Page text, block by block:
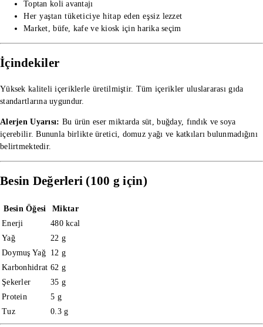
Toptan koli avantajı
Her yaştan tüketiciye hitap eden eşsiz lezzet
Market, büfe, kafe ve kiosk için harika seçim
İçindekiler
Yüksek kaliteli içeriklerle üretilmiştir. Tüm içerikler uluslararası gıda
standartlarına uygundur.
Alerjen Uyarısı: Bu ürün eser miktarda süt, buğday, fındık ve soya
içerebilir. Bununla birlikte üretici, domuz yağı ve katkıları bulunmadığını
belirtmektedir.
Besin Değerleri (100 g için)
Besin Öğesi
Miktar
Enerji
480 kcal
Yağ
22 g
Doymuş Yağ
12 g
Karbonhidrat 62 g
Şekerler
35 g
Protein
5 g
Tuz
0.3 g